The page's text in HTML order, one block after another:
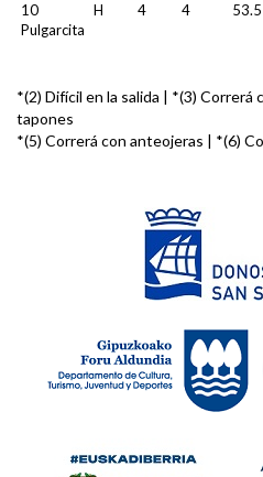
10
Pulgarcita
H 4 4 53.5
*(2) Difícil en la salida | *(3) Correrá
tapones
*(5) Correrá con anteojeras | *(6)